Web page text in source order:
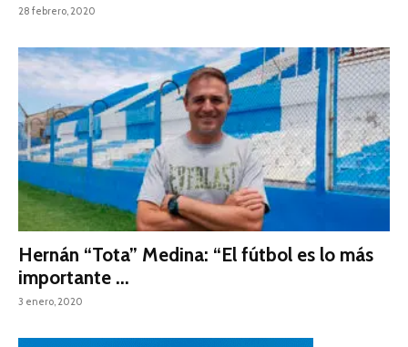
28 febrero, 2020
Hernán “Tota” Medina: “El fútbol es lo más
importante ...
3 enero, 2020